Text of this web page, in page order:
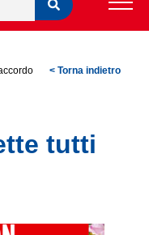
< Torna indietro
tutti